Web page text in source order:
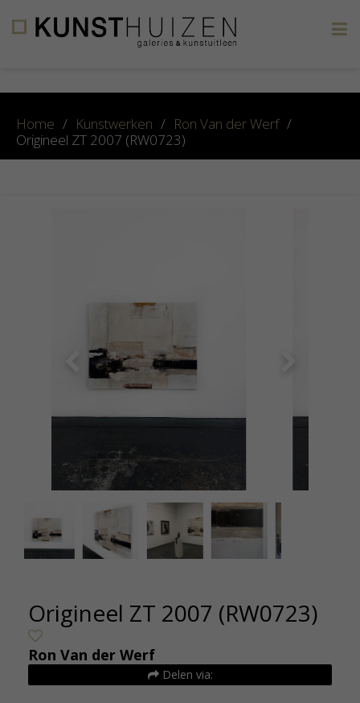
Home / Kunstwerken / Ron Van der Werf /
Origineel ZT 2007 (RW0723)
de kunsthuizen (2)
Origineel ZT 2007 (RW0723)
Ron Van der Werf
Delen via: